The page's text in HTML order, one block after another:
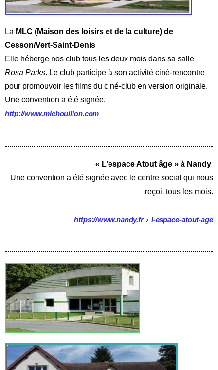
La MLC (Maison des loisirs et de la culture) de
Cesson/Vert-Saint-Denis
Elle héberge nos club tous les deux mois dans sa salle
Rosa Parks. Le club participe à son activité ciné-rencontre
pour promouvoir les films du ciné-club en version originale.
Une convention a été signée.
http://www.mlchouillon.com
« L’espace Atout âge » à Nandy
Une convention a été signée avec le centre social qui nous
reçoit tous les mois.
https://www.nandy.fr› l-espace-atout-age